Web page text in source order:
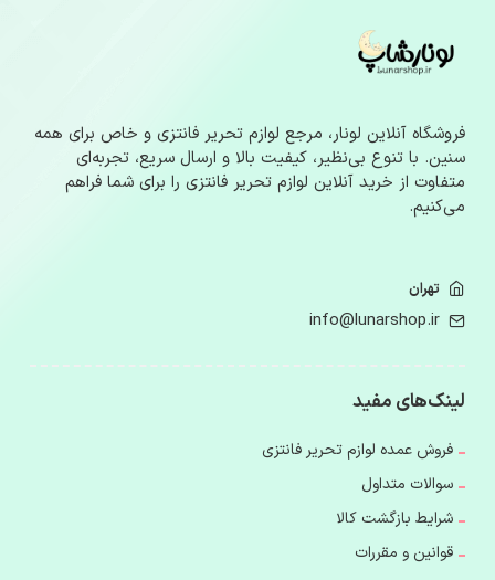
فروشگاه آنلاین لونار، مرجع لوازم‌ تحریر فانتزی و خاص برای همه
سنین. با تنوع بی‌نظیر، کیفیت بالا و ارسال سریع، تجربه‌ای
متفاوت از خرید آنلاین لوازم‌ تحریر فانتزی را برای شما فراهم
می‌کنیم.
تهران
info@lunarshop.ir
لینک‌های مفید
فروش عمده لوازم تحریر فانتزی
سوالات متداول
شرایط بازگشت کالا
قوانین و مقررات